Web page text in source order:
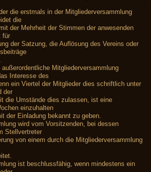
die erstmals in der Mitgliederversammlung
die
der Mehrheit der Stimmen der anwesenden
für
der Satzung, die Auflösung des Vereins oder
Mitgliederversammlung
Interesse des
ein Viertel der Mitglieder dies schriftlich unter
der
die Umstände dies zulassen, ist eine
einzuhalten
der Einladung bekannt zu geben.
wird vom Vorsitzenden, bei dessen
Stellvertreter
von einem durch die Mitgliederversammlung
ist beschlussfähig, wenn mindestens ein